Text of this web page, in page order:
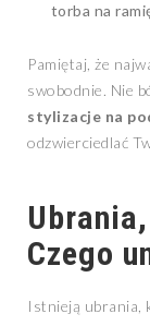
torba na
Pamiętaj, że
swobodnie. Nie
stylizacje na
odzwierciedlać
Czego
Istnieją ubrania,